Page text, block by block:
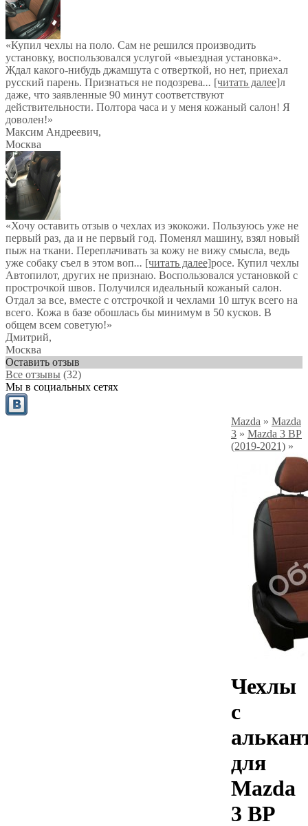
«Купил чехлы на поло. Сам не решился производить
установку, воспользовался услугой «выездная установка».
Ждал какого-нибудь джамшута с отверткой, но нет, приехал
русский парень. Признаться не подозрева... [читать далее]л
даже, что заявленные 90 минут соответствуют
действительности. Полтора часа и у меня кожаный салон! Я
доволен!»
Максим Андреевич,
Москва
«Хочу оставить отзыв о чехлах из экокожи. Пользуюсь уже не
первый раз, да и не первый год. Поменял машину, взял новый
пыж на ткани. Переплачивать за кожу не вижу смысла, ведь
уже собаку съел в этом воп... [читать далее]росе. Купил чехлы
Автопилот, других не признаю. Воспользовался установкой с
прострочкой швов. Получился идеальный кожаный салон.
Отдал за все, вместе с отстрочкой и чехлами 10 штук всего на
всего. Кожа в базе обошлась бы минимум в 50 кусков. В
общем всем советую!»
Дмитрий,
Москва
Оставить отзыв
Все отзывы (32)
Мы в социальных сетях
Mazda » Mazda
3 » Mazda 3 BP
(2019-2021) »
Чехлы
с
для
Mazda
3 BP